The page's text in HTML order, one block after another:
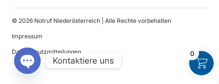
© 2026 Notruf Niederösterreich | Alle Rechte vorbehalten
Impressum
Datenschutzmitteilungen 0
Kontaktiere uns